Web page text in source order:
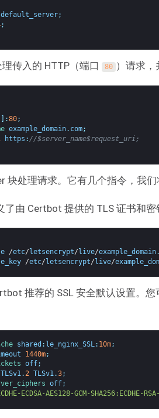
default_server;
;
传入的 HTTP（端口 80 ）请求，
:80;
example_domain. com;
https : //$server_name$request_uri;
块处理请求。它有几个指令，我
了由 Certbot 提供的 TLS 证书和
/etc/ letsencrypt/ live/example_domain
/etc/ letsencrypt/ live/
推荐的 SSL 安全默认设置。
shared : le_nginx_SSL : 10m;
1440m;
off;
TLSv1.2 TLSv1.3;
off;
ECDSA-AES128-GCM-SHA256:ECDHE-